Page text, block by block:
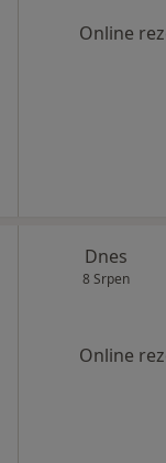
Online
Dnes
8 Srpen
Online